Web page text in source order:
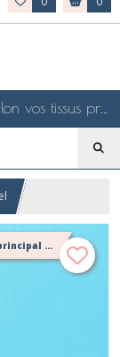
Choisissez un modèle et personnalisez-le selon vos tissus préférés de mes collections en ligne, je le confectionnerai selon vos souhaits
Cet article n'est plus proposé, retournez au menu principal ou contactez moi!